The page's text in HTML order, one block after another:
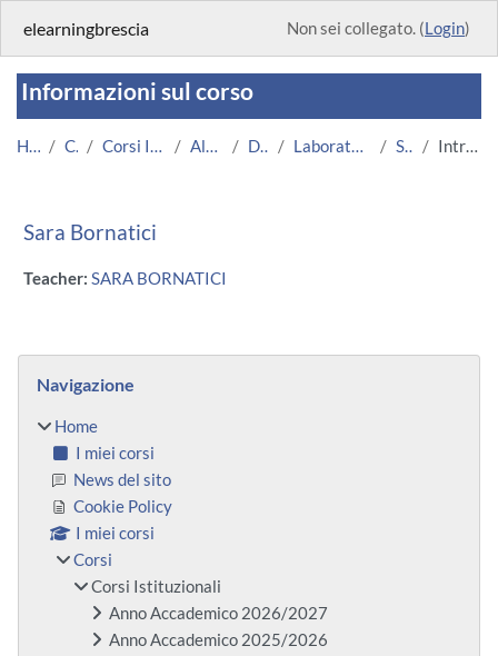
elearningbrescia Non sei collegato. (Login)
Informazioni sul corso
Home Corsi Corsi Istituzionali Altri Corsi DMMT Laboratori individuali Sara B Introduzione
Sara Bornatici
Teacher: SARA BORNATICI
Blocchi
Navigazione
Home
I miei corsi
News del sito
Cookie Policy
I miei corsi
Corsi
Corsi Istituzionali
Anno Accademico 2026/2027
Anno Accademico 2025/2026